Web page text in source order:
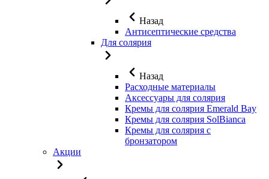
Назад
Антисептические средства
Для солярия
Назад
Расходные материалы
Аксессуары для солярия
Кремы для солярия Emerald Bay
Кремы для солярия SolBianca
Кремы для солярия с
бронзатором
Акции